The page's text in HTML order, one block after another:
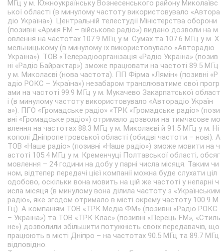
МГц у м. Южноукраїнську Вознесенського району Миколаївс
ької області (в минулому частоту використовувало «Автора
діо Україна»). Центральній телестудії Міністерства оборони
(позивні «Армія FM – військове радіо») видано дозволи на м
овлення на частотах 107.9 МГц у м. Сумах та 107.6 МГц у м. Х
мельницькому (в минулому їх використовувало «Авторадіо
Україна»). ТОВ «Телерадіоорганізація «Радіо Україна» (позив
ні «Радіо Байрактар») зможе працювати на частоті 89.5 МГц
у м. Миколаєві (нова частота). ПП Фірма «Лямін» (позивні «Р
адіо РОКС – Україна») незабаром транслюватиме свої прогр
ами на частоті 99.9 МГц у м. Мукачево Закарпатської област
і (в минулому частоту використовувало «Авторадіо Україн
а»). ПГО «Громадське радіо» «ТРК «Громадське радіо» (пози
вні «Громадське радіо») отримало дозволи на тимчасове мо
влення на частотах 88.3 МГц у м. Миколаєві й 91.5 МГц у м. Ні
кополі Дніпропетровської області (обидві частоти – нові). А
ТОВ «Наше радіо» (позивні «Наше радіо») зможе мовити на ч
астоті 105.4 МГц у м. Кременчуці Полтавської області, обсяг
мовлення – 24 години на добу у парні числа місяця. Таким чи
ном, відтепер передачі цієї компанії можна буде слухати ціл
одобово, оскільки вона мовить на цій же частоті у непарні ч
исла місяця (в минулому вона ділила частоту з «Українським
радіо», яке згодом отримало в місті окрему частоту 100.9 М
Гц). А компаніям ТОВ «ТРК Медіа ФМ» (позивні «Радіо РОКС
– Україна») та ТОВ «ТРК Клас» (позивні «Перець FM», «Стиль
не») дозволили збільшити потужність своїх передавачів, що
працюють в місті Дніпро – на частотах 90.5 МГц та 89.7 МГц
відповідно.